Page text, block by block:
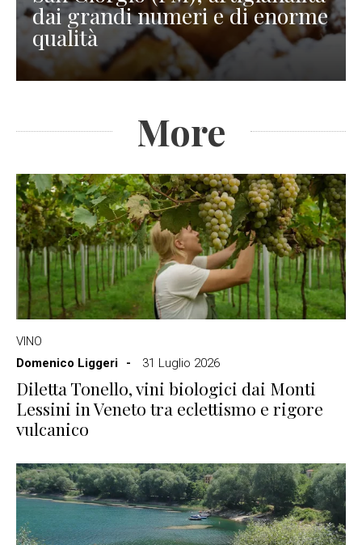
dai grandi numeri e di enorme
qualità
More
VINO
Domenico Liggeri
31 Luglio 2026
Diletta Tonello, vini biologici dai Monti
Lessini in Veneto tra eclettismo e rigore
vulcanico